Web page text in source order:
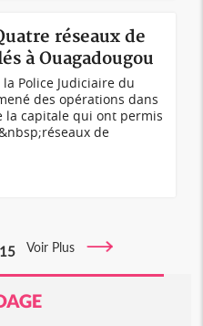
réseaux de
à Ouagadougou
Police Judiciaire du
des opérations dans
capitale qui ont permis
de
15 Voir Plus